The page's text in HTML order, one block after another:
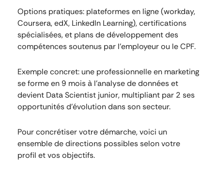
Options pratiques: plateformes en ligne (workday,
Coursera, edX, LinkedIn Learning), certifications
spécialisées, et plans de développement des
compétences soutenus par l’employeur ou le CPF.
Exemple concret: une professionnelle en marketing
se forme en 9 mois à l’analyse de données et
devient Data Scientist junior, multipliant par 2 ses
opportunités d’évolution dans son secteur.
Pour concrétiser votre démarche, voici un
ensemble de directions possibles selon votre
profil et vos objectifs.